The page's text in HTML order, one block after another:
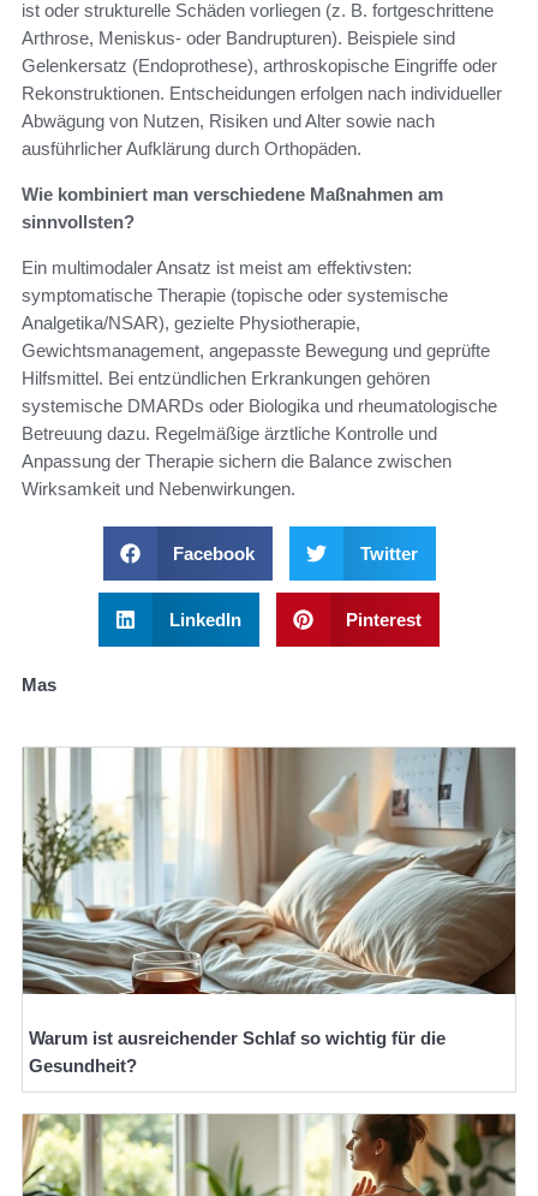
ist oder strukturelle Schäden vorliegen (z. B. fortgeschrittene
Arthrose, Meniskus‑ oder Bandrupturen). Beispiele sind
Gelenkersatz (Endoprothese), arthroskopische Eingriffe oder
Rekonstruktionen. Entscheidungen erfolgen nach individueller
Abwägung von Nutzen, Risiken und Alter sowie nach
ausführlicher Aufklärung durch Orthopäden.
Wie kombiniert man verschiedene Maßnahmen am
sinnvollsten?
Ein multimodaler Ansatz ist meist am effektivsten:
symptomatische Therapie (topische oder systemische
Analgetika/NSAR), gezielte Physiotherapie,
Gewichtsmanagement, angepasste Bewegung und geprüfte
Hilfsmittel. Bei entzündlichen Erkrankungen gehören
systemische DMARDs oder Biologika und rheumatologische
Betreuung dazu. Regelmäßige ärztliche Kontrolle und
Anpassung der Therapie sichern die Balance zwischen
Wirksamkeit und Nebenwirkungen.
Facebook Twitter
LinkedIn Pinterest
Mas
Warum ist ausreichender Schlaf so wichtig für die
Gesundheit?